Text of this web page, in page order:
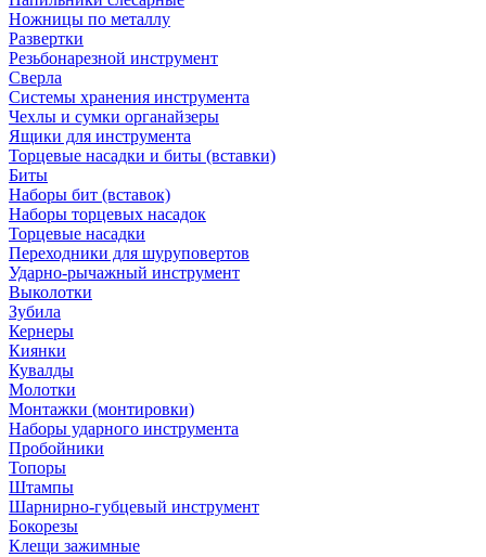
Ножницы по металлу
Развертки
Резьбонарезной инструмент
Сверла
Системы хранения инструмента
Чехлы и сумки органайзеры
Ящики для инструмента
Торцевые насадки и биты (вставки)
Биты
Наборы бит (вставок)
Наборы торцевых насадок
Торцевые насадки
Переходники для шуруповертов
Ударно-рычажный инструмент
Выколотки
Зубила
Кернеры
Киянки
Кувалды
Молотки
Монтажки (монтировки)
Наборы ударного инструмента
Пробойники
Топоры
Штампы
Шарнирно-губцевый инструмент
Бокорезы
Клещи зажимные